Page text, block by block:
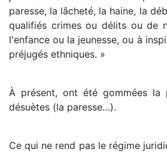
paresse, la lâcheté, la haine, la
qualifiés crimes ou délits ou de
l'enfance ou la jeunesse, ou à
préjugés ethniques. »
À présent, ont été gommées la
désuètes (la paresse…).
Ce qui ne rend pas le régime